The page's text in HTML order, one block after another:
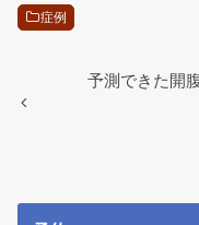
e
症例
予測できた開